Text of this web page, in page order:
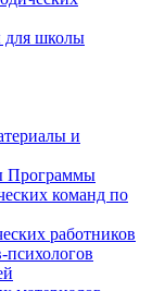
для школы
и
Программы
команд по
работников
психологов